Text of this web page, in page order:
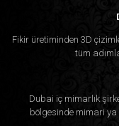
Fikir üretiminden 3D
tüm
Dubai iç mimarlık
bölgesinde mimari ya